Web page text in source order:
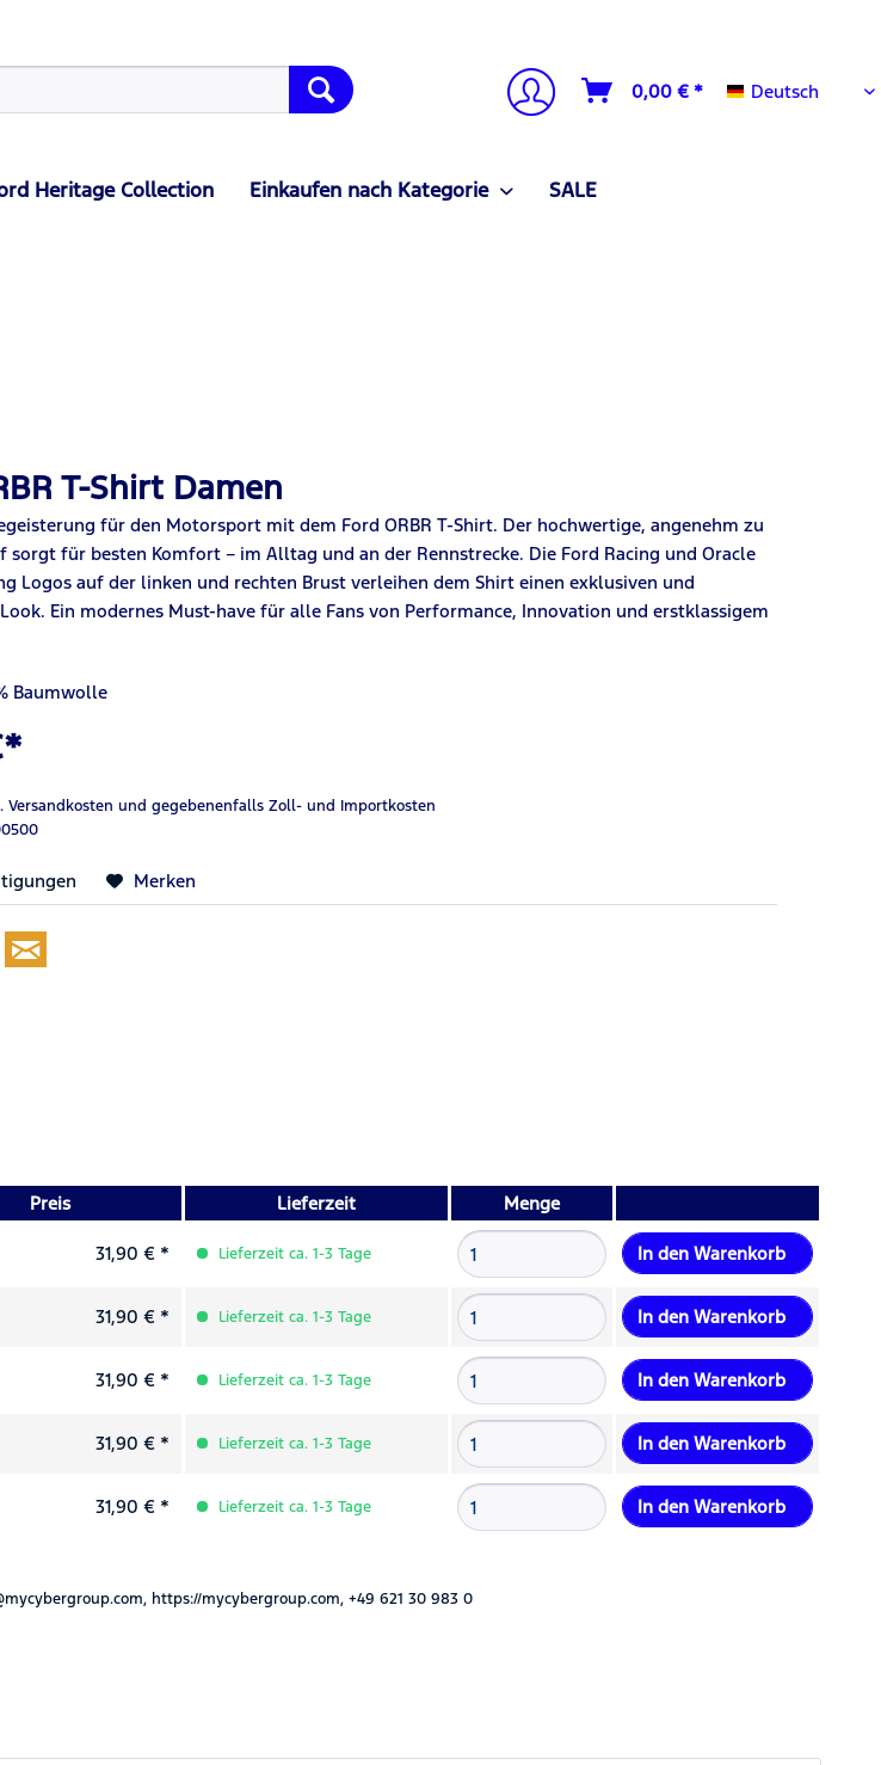
0,00 € * Deutsch
Deutsch
Heritage Collection Einkaufen nach Kategorie SALE
T-Shirt Damen
für den Motorsport mit dem Ford ORBR T-Shirt. Der hochwertige, angenehm zu
sorgt für besten Komfort – im Alltag und an der Rennstrecke. Die Ford Racing und Oracle
Logos auf der linken und rechten Brust verleihen dem Shirt einen exklusiven und
Ein modernes Must-have für alle Fans von Performance, Innovation und erstklassigem
Baumwolle
Versandkosten und gegebenenfalls Zoll- und Importkosten
Merken
Preis Lieferzeit Menge
31,90 € * Lieferzeit ca. 1-3 Tage In den Warenkorb
31,90 € * Lieferzeit ca. 1-3 Tage In den Warenkorb
31,90 € * Lieferzeit ca. 1-3 Tage In den Warenkorb
31,90 € * Lieferzeit ca. 1-3 Tage In den Warenkorb
31,90 € * Lieferzeit ca. 1-3 Tage In den Warenkorb
https://mycybergroup.com, +49 621 30 983 0